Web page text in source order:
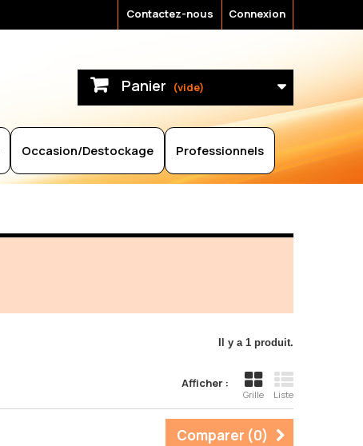
Connexion
Contactez-nous
Panier (vide)
Occasion/Destockage Professionnels
Il y a 1 produit.
Afficher :
Grille Liste
Comparer (0)